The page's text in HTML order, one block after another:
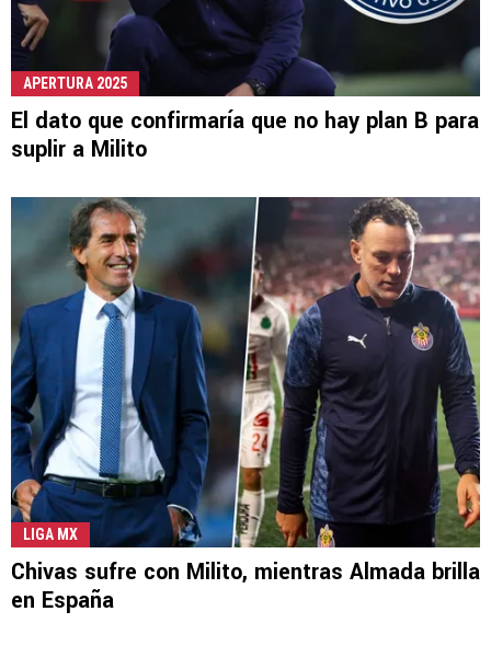
APERTURA 2025
El dato que confirmaría que no hay plan B para
suplir a Milito
LIGA MX
Chivas sufre con Milito, mientras Almada brilla
en España